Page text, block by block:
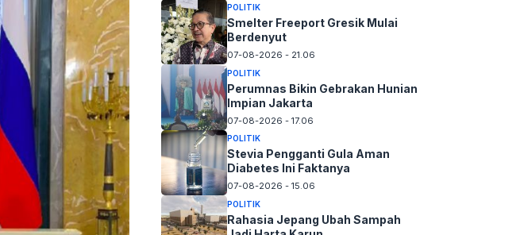
POLITIK
Smelter Freeport Gresik Mulai
Berdenyut
07-08-2026 - 21.06
POLITIK
Perumnas Bikin Gebrakan Hunian
Impian Jakarta
07-08-2026 - 17.06
POLITIK
Stevia Pengganti Gula Aman
Diabetes Ini Faktanya
07-08-2026 - 15.06
POLITIK
Rahasia Jepang Ubah Sampah